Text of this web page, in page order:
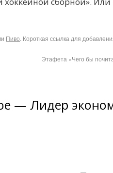
Пиво. Короткая ссылка для
Этафета «Чего бы
— Лидер